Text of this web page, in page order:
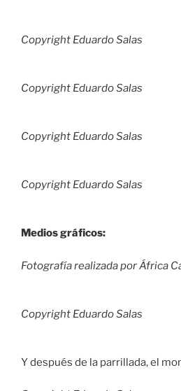
Copyright Eduardo Salas
Copyright Eduardo Salas
Copyright Eduardo Salas
Copyright Eduardo Salas
Medios gráficos:
Fotografía realizada por África
Copyright Eduardo Salas
Y después de la parrillada, el